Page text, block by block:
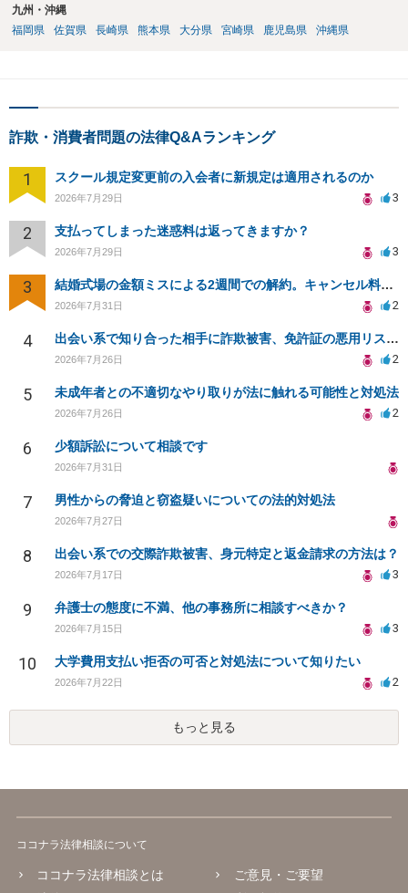
九州・沖縄
福岡県
佐賀県 長崎県 熊本県 大分県 宮崎県 鹿児島県 沖縄県
詐欺・消費者問題の法律Q&Aランキング
1 スクール規定変更前の入会者に新規定は適用されるのか
2026年7月29日 3
2 支払ってしまった迷惑料は返ってきますか？
2026年7月29日 3
3 結婚式場の金額ミスによる2週間での解約。キャンセル料10万円の免除は可能か。
2026年7月31日 2
4 出会い系で知り合った相手に詐欺被害、免許証の悪用リスクと対策。
2026年7月26日 2
5 未成年者との不適切なやり取りが法に触れる可能性と対処法
2026年7月26日 2
6 少額訴訟について相談です
2026年7月31日
7 男性からの脅迫と窃盗疑いについての法的対処法
2026年7月27日
8 出会い系での交際詐欺被害、身元特定と返金請求の方法は？
2026年7月17日 3
9 弁護士の態度に不満、他の事務所に相談すべきか？
2026年7月15日 3
10 大学費用支払い拒否の可否と対処法について知りたい
2026年7月22日 2
もっと見る
ココナラ法律相談について
ココナラ法律相談とは
ご意見・ご要望